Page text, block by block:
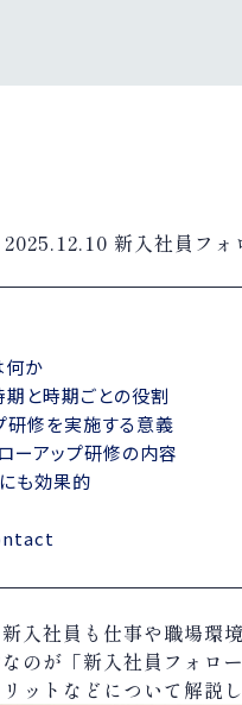
2025.12.10 新入社員フォ
何か
期と時期ごとの役割
研修を実施する意義
ーアップ研修の内容
も効果的
入社員も仕事や職場環
のが「新入社員フォロ
ットなどについて解説し